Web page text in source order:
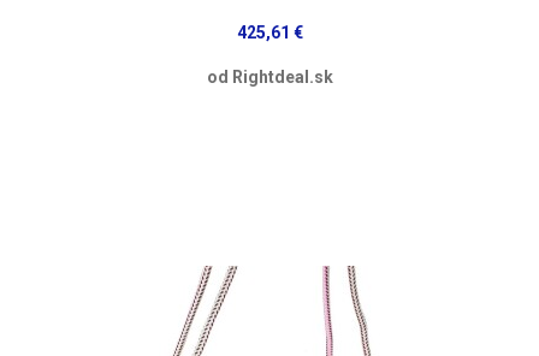
425,61 €
od Rightdeal.sk